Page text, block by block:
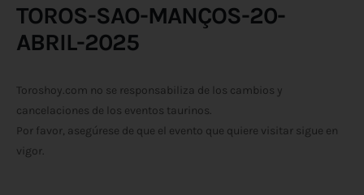
TOROS-SAO-MANÇOS-20-
ABRIL-2025
Toroshoy.com no se responsabiliza de los cambios y
cancelaciones de los eventos taurinos.
Por favor, asegúrese de que el evento que quiere visitar sigue en
vigor.